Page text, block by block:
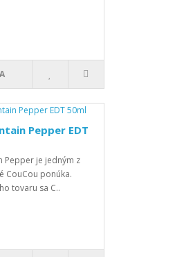
Pepper EDT
Pepper je jedným z
CouCou ponúka.
tovaru sa C..